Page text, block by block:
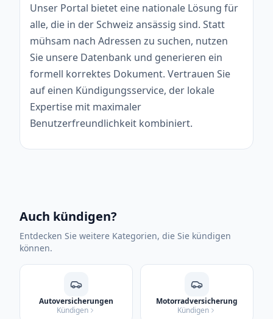
Unser Portal bietet eine nationale Lösung für
alle, die in der Schweiz ansässig sind. Statt
mühsam nach Adressen zu suchen, nutzen
Sie unsere Datenbank und generieren ein
formell korrektes Dokument. Vertrauen Sie
auf einen Kündigungsservice, der lokale
Expertise mit maximaler
Benutzerfreundlichkeit kombiniert.
Auch kündigen?
Entdecken Sie weitere Kategorien, die Sie kündigen
können.
Autoversicherungen
Kündigen
Motorradversicherung
Kündigen